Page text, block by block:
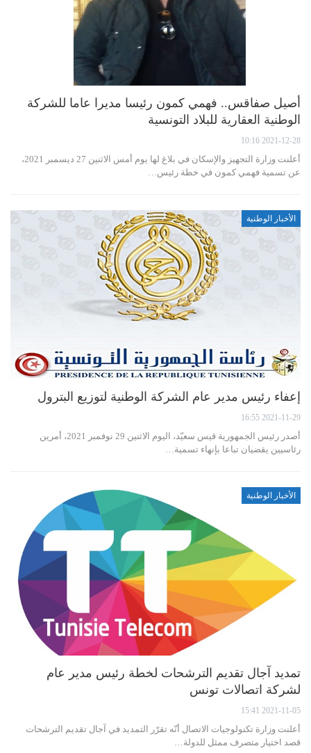
أصيل صفاقس.. فهمي كمون رئيسا مديرا عاما للشركة
الوطنية العقارية للبلاد التونسية
2021-12-28 10:16
أعلنت وزارة التجهيز والإسكان في بلاغ لها يوم أمس الاثنين 27 ديسمبر 2021،
عن تسمية فهمي كمون في خطة رئيس…
الأخبار الوطنية
إعفاء رئيس مدير عام الشركة الوطنية لتوزيع البترول
2021-11-29 16:55
أصدر رئيس الجمهورية قيس سعيّد، اليوم الاثنين 29 نوفمبر 2021، أمرين
رئاسيين يقضيان تباعا بإنهاء تسمية…
الأخبار الوطنية
تمديد آجال تقديم الترشحات لخطة رئيس مدير عام
لشركة اتصالات تونس
2021-11-05 15:41
أعلنت وزارة تكنولوجيات الاتصال أنّه تقرّر التمديد في آجال تقديم الترشحات
قصد اختيار متصرف ممثل للدولة…